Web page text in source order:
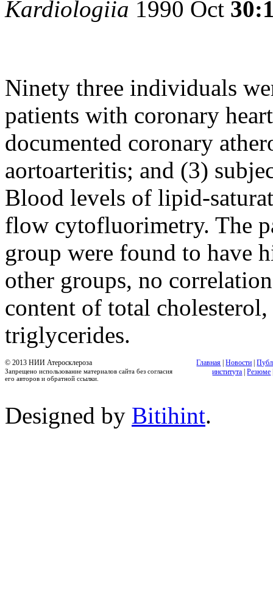
Kardiologiia 1990 Oct
Ninety three individuals
patients with coronary
documented coronary
aortoarteritis; and (3)
Blood levels of lipid-
flow cytofluorimetry. The
group were found to have
other groups, no
content of total
triglycerides.
© 2013 НИИ Атеросклероза
Запрещено использование материалов сайта без согласия
его авторов и обратной ссылки.
Главная |Новости |
института |Резюме
Designed by Bitihint.